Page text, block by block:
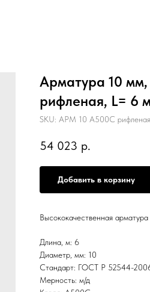
Арматура 10
рифленая, L= 6
SKU: АРМ 10 А500С
54 023 р.
Добавить в корзину
Высококачественная
Длина, м: 6
Диаметр, мм: 10
Стандарт: ГОСТ Р 52544-
Мерность: м/д